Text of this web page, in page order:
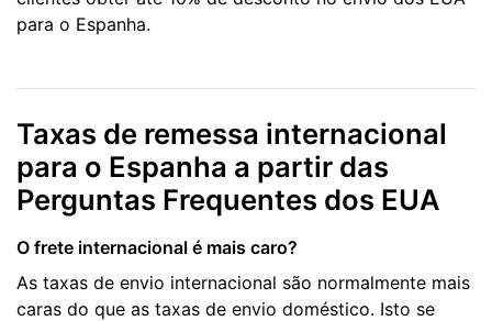
para o Espanha.
Taxas de remessa internacional
para o Espanha a partir das
Perguntas Frequentes dos EUA
O frete internacional é mais caro?
As taxas de envio internacional são normalmente mais
caras do que as taxas de envio doméstico. Isto se